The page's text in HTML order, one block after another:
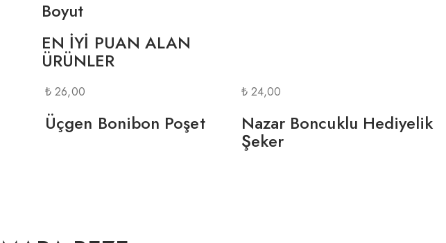
Boyut
EN İYİ PUAN ALAN
ÜRÜNLER
₺ 26,00
Üçgen Bonibon Poşet
₺24,00
Nazar Boncuklu Hediyelik
Şeker